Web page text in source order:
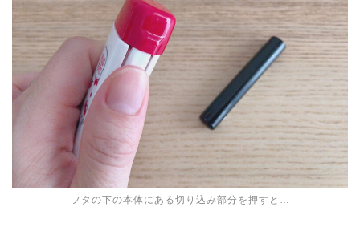
フタの下の本体にある切り込み部分を押すと…